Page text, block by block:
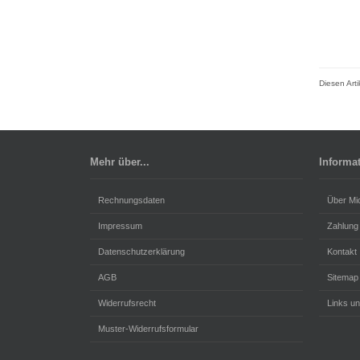
Diesen
Mehr über...
Rechnungsdaten
Impressum
Datenschutzerklärung
AGB
Widerrufsrecht
Muster-Widerrufsformular
Über
Kontakt
Sitemap
Links